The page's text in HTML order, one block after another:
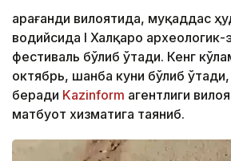
Қарағанди вилоятида, муқаддас
водийсида I Халқаро археологик-
фестиваль бўлиб ўтади. Кенг
октябрь, шанба куни бўлиб
беради Kazinform агентлиги
матбуот хизматига таяниб.